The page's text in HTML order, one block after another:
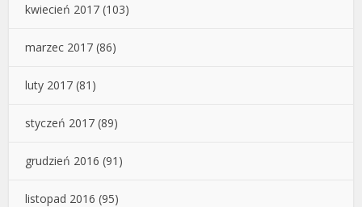
kwiecień 2017 (103)
marzec 2017 (86)
luty 2017 (81)
styczeń 2017 (89)
grudzień 2016 (91)
listopad 2016 (95)